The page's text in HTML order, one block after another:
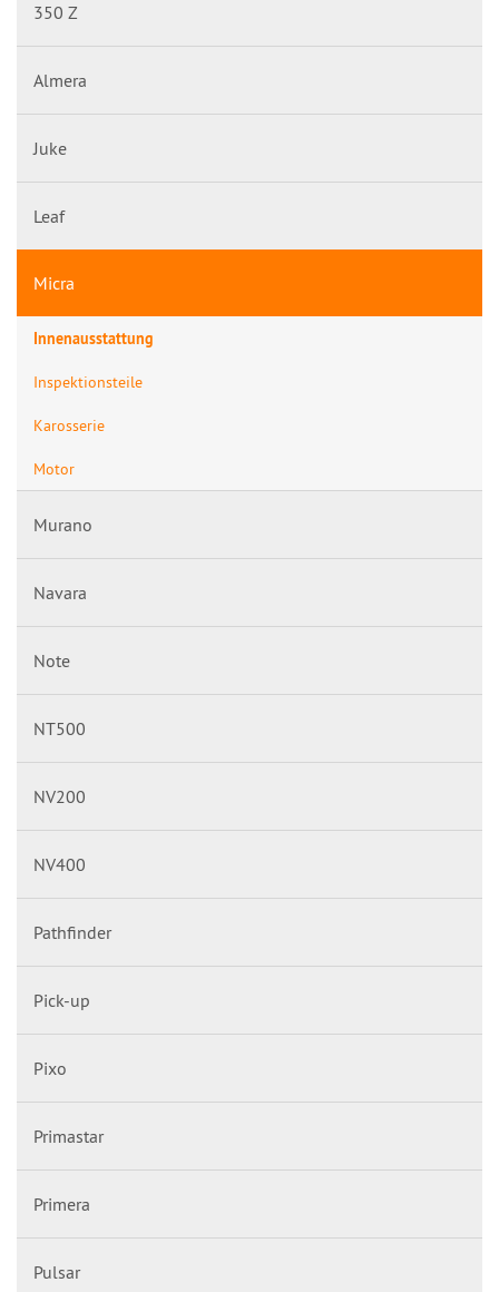
350 Z
Almera
Juke
Leaf
Micra
Innenausstattung
Inspektionsteile
Karosserie
Motor
Murano
Navara
Note
NT500
NV200
NV400
Pathfinder
Pick-up
Pixo
Primastar
Primera
Pulsar